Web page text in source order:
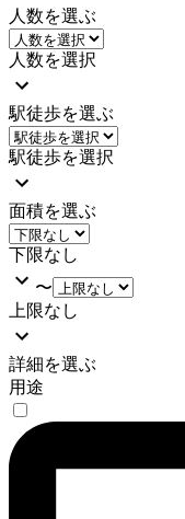
人数を選ぶ
人数を選択
駅徒歩を選ぶ
駅徒歩を選択
面積を選ぶ
下限なし
〜
上限なし
詳細を選ぶ
用途